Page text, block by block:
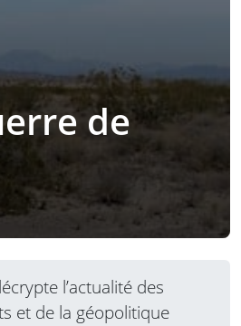
de
l’actualité des
et de la géopolitique